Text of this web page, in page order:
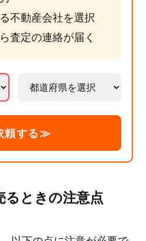
不動産会社を選択
査定の連絡が届く
頼する≫
るときの注意点